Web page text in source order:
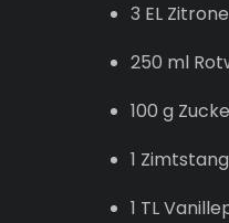
3 EL
250 ml
100 g
1
1 TL